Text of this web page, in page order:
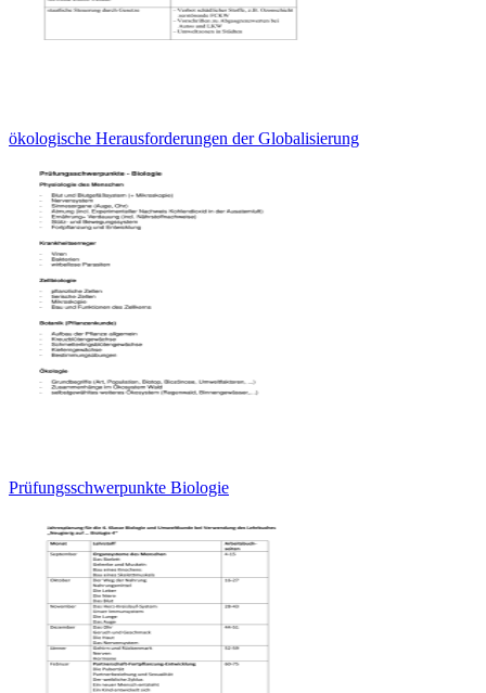
ökologische Herausforderungen der Globalisierung
Prüfungsschwerpunkte Biologie